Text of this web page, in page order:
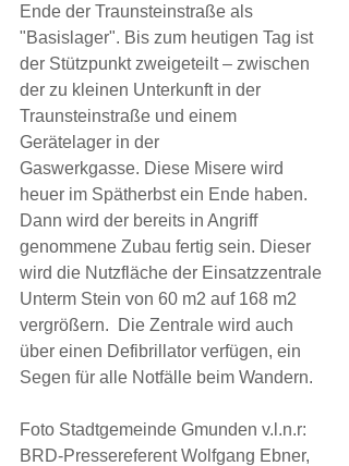
Ende der Traunsteinstraße als
"Basislager". Bis zum heutigen Tag ist
der Stützpunkt zweigeteilt – zwischen
der zu kleinen Unterkunft in der
Traunsteinstraße und einem
Gerätelager in der
Gaswerkgasse. Diese Misere wird
heuer im Spätherbst ein Ende haben.
Dann wird der bereits in Angriff
genommene Zubau fertig sein. Dieser
wird die Nutzfläche der Einsatzzentrale
Unterm Stein von 60 m2 auf 168 m2
vergrößern.  Die Zentrale wird auch
über einen Defibrillator verfügen, ein
Segen für alle Notfälle beim Wandern.
Foto Stadtgemeinde Gmunden v.l.n.r:
BRD-Pressereferent Wolfgang Ebner,